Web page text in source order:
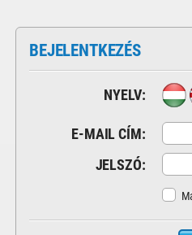
BEJELENTKEZÉS
NYELV:
E-MAIL CÍM:
JELSZÓ: